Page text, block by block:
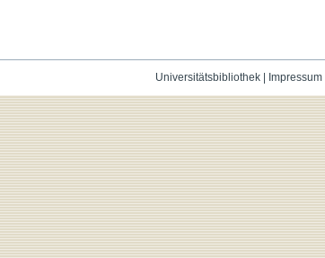
Universitätsbibliothek| Impressum|